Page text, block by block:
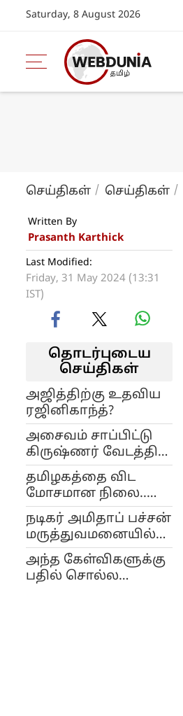
Saturday, 8 August 2026
செய்திகள் செய்திகள்
Written By
Prasanth Karthick
Last Modified:
Friday, 31 May 2024 (13:31
IST)
தொடர்புடைய
செய்திகள்
அஜித்திற்கு உதவிய
ரஜினிகாந்த்?
அசைவம் சாப்பிட்டு
கிருஷ்ணர் வேடத்தில்
நடிக்கும் பிரபாஸுக்கு
எதிர்ப்பு..
தமிழகத்தை விட
மோசமான நிலை..
பரிதாபத்தில் கேரள
பாஜக..!
நடிகர் அமிதாப் பச்சன்
மருத்துவமனையில்
அனுமதி
அந்த கேள்விகளுக்கு
பதில் சொல்ல